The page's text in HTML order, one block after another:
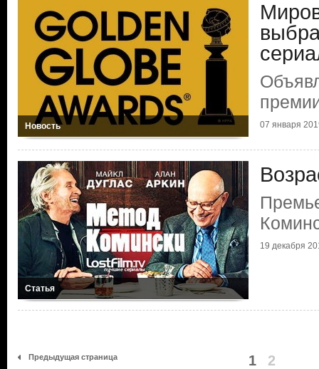
Новость 07 января
Статья
19 декабря
Предыдущая страница 1 2